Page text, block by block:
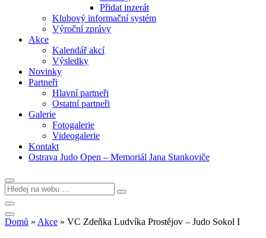
Přidat inzerát
Klubový informační systém
Výroční zprávy
Akce
Kalendář akcí
Výsledky
Novinky
Partneři
Hlavní partneři
Ostatní partneři
Galerie
Fotogalerie
Videogalerie
Kontakt
Ostrava Judo Open – Memoriál Jana Stankoviče
Domů » Akce » VC Zdeňka Ludvíka Prostějov – Judo Sokol I